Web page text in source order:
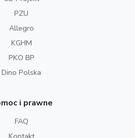
PZU
Allegro
KGHM
PKO BP
Dino Polska
i prawne
FAQ
Kontakt